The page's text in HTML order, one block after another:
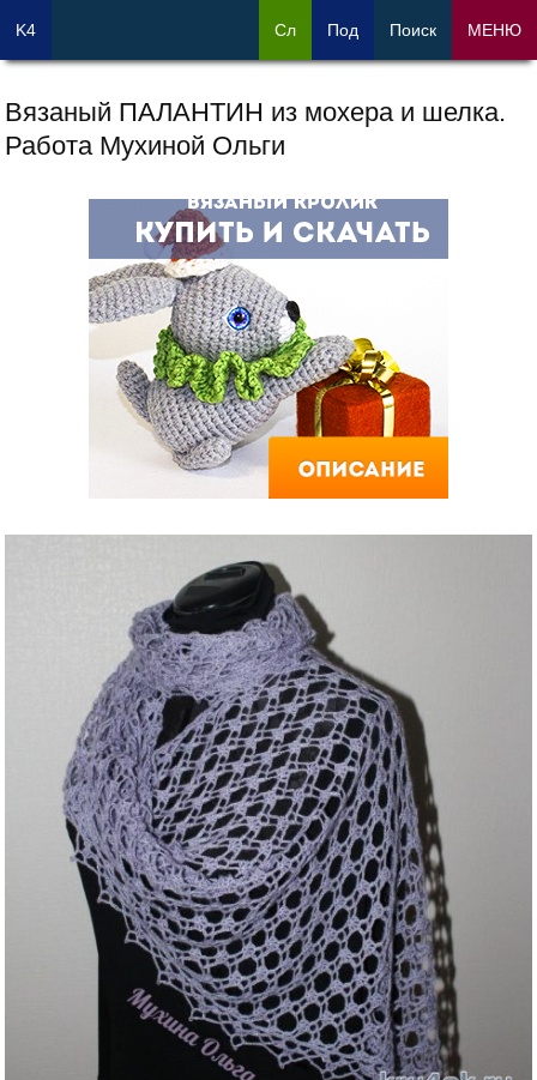
Вязаный ПАЛАНТИН из мохера и шелка.
Работа Мухиной Ольги
K4 Сл Под Поиск МЕНЮ